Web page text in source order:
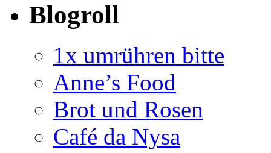
Blogroll
1x umrühren bitte
Anne’s Food
Brot und Rosen
Café da Nysa